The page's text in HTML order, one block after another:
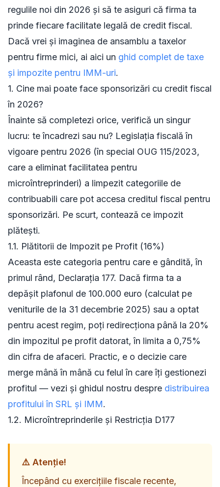
regulile noi din 2026 și să te asiguri că firma ta
prinde fiecare facilitate legală de credit fiscal.
Dacă vrei și imaginea de ansamblu a taxelor
pentru firme mici, ai aici un ghid complet de taxe
și impozite pentru IMM-uri.
1. Cine mai poate face sponsorizări cu credit fiscal
în 2026?
Înainte să completezi orice, verifică un singur
lucru: te încadrezi sau nu? Legislația fiscală în
vigoare pentru 2026 (în special OUG 115/2023,
care a eliminat facilitatea pentru
microîntreprinderi) a limpezit categoriile de
contribuabili care pot accesa creditul fiscal pentru
sponsorizări. Pe scurt, contează ce impozit
plătești.
1.1. Plătitorii de Impozit pe Profit (16%)
Aceasta este categoria pentru care e gândită, în
primul rând, Declarația 177. Dacă firma ta a
depășit plafonul de 100.000 euro (calculat pe
veniturile de la 31 decembrie 2025) sau a optat
pentru acest regim, poți redirecționa până la 20%
din impozitul pe profit datorat, în limita a 0,75%
din cifra de afaceri. Practic, e o decizie care
merge mână în mână cu felul în care îți gestionezi
profitul — vezi și ghidul nostru despre distribuirea
profitului în SRL și IMM.
1.2. Microîntreprinderile și Restricția D177
⚠️ Atenție!
Începând cu exercițiile fiscale recente,